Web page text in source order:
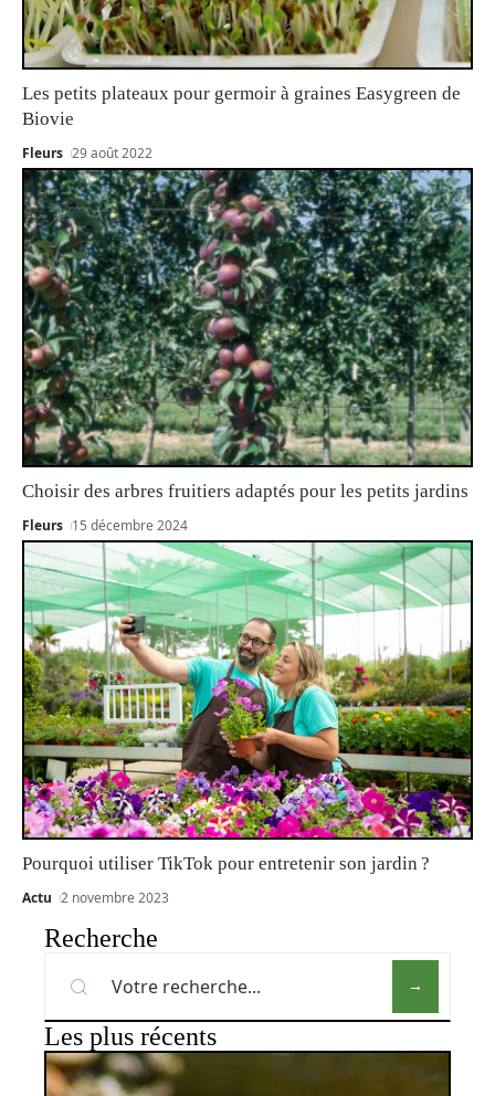
Les petits plateaux pour germoir à graines Easygreen de
Biovie
Fleurs 29 août 2022
Choisir des arbres fruitiers adaptés pour les petits jardins
Fleurs 15 décembre 2024
Pourquoi utiliser TikTok pour entretenir son jardin ?
Actu 2 novembre 2023
Recherche
Les plus récents